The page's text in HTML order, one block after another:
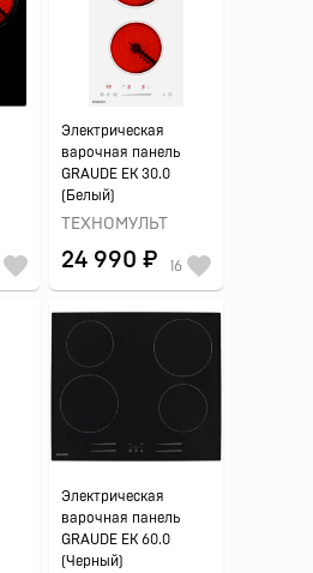
Электрическая
варочная панель
GRAUDE EK 30.0
(Белый)
ТЕХНОМУЛЬТ
24 990 ₽ 16
Электрическая
варочная панель
GRAUDE EK 60.0
(Черный)